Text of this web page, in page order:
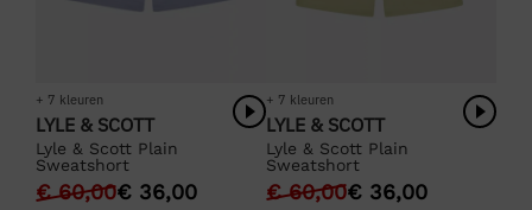
+ 7 kleuren
LYLE & SCOTT
Lyle & Scott Plain
Sweatshort
€60,00€ 36,00
+ 7 kleuren
LYLE & SCOTT
Lyle & Scott Plain
Sweatshort
€60,00€ 36,00